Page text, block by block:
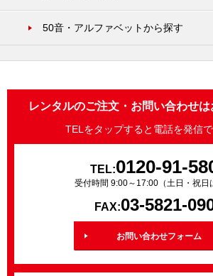
50音・アルファベットから探す
レンタルのご注文・お問い合わせ
TELをタップすると電話を発信で
TEL:0120-91-
受付時間 9:00～17:00（土日・祝日
FAX:03-5821-
お問い合わせフォーム